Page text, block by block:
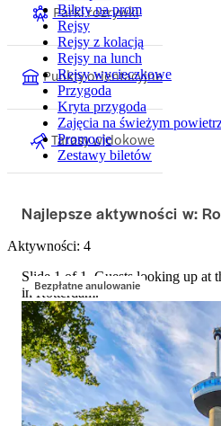
Bilety na prom
Rejsy
Rejsy z kolacją
Rejsy na lunch
Rejsy wycieczkowe
Przygoda
Kryta przygoda
Zajęcia na świeżym
Promocje
Zestawy biletów
Parki rozrywki
Punkty orientacyjne
Tarasy widokowe
Najlepsze aktywności w:
Aktywności: 4
Bezpłatne anulowanie
Slide 1 of 1, Guests looking up at
in Rotterdam.